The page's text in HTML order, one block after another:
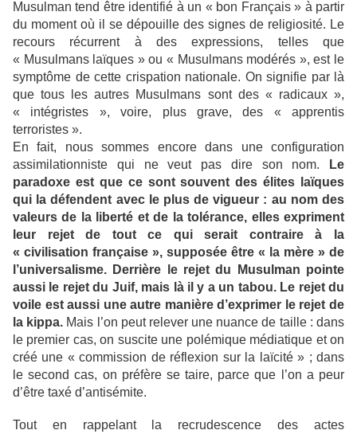
Musulman tend être identifié à un « bon Français » à partir
du moment où il se dépouille des signes de religiosité. Le
recours récurrent à des expressions, telles que
« Musulmans laïques » ou « Musulmans modérés », est le
symptôme de cette crispation nationale. On signifie par là
que tous les autres Musulmans sont des « radicaux »,
« intégristes », voire, plus grave, des « apprentis
terroristes ».
En fait, nous sommes encore dans une configuration
assimilationniste qui ne veut pas dire son nom.
Le
paradoxe est que ce sont souvent des élites laïques
qui la défendent avec le plus de vigueur : au nom des
valeurs de la liberté et de la tolérance, elles expriment
leur rejet de tout ce qui serait contraire à la
« civilisation française », supposée être « la mère » de
l’universalisme. Derrière le rejet du Musulman pointe
aussi le rejet du Juif, mais là il y a un tabou. Le rejet du
voile est aussi une autre manière d’exprimer le rejet de
la kippa. Mais l’on peut relever une nuance de taille : dans
le premier cas, on suscite une polémique médiatique et on
créé une « commission de réflexion sur la laïcité » ; dans
le second cas, on préfère se taire, parce que l’on a peur
d’être taxé d’antisémite.
Tout en rappelant la recrudescence des actes